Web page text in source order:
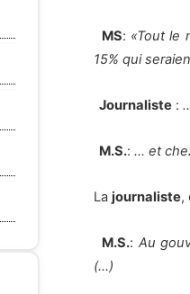
MS: «Tout le
15% qui
Journaliste :
M.S.: … et
La journaliste,
M.S.: Au
(…)